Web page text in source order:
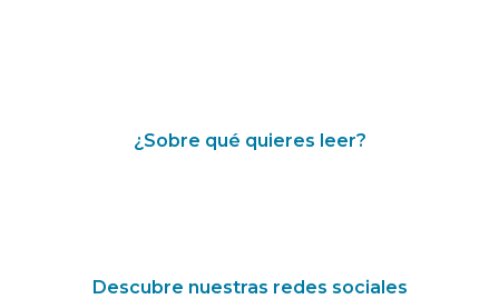
¿Sobre qué quieres leer?
Descubre nuestras redes sociales